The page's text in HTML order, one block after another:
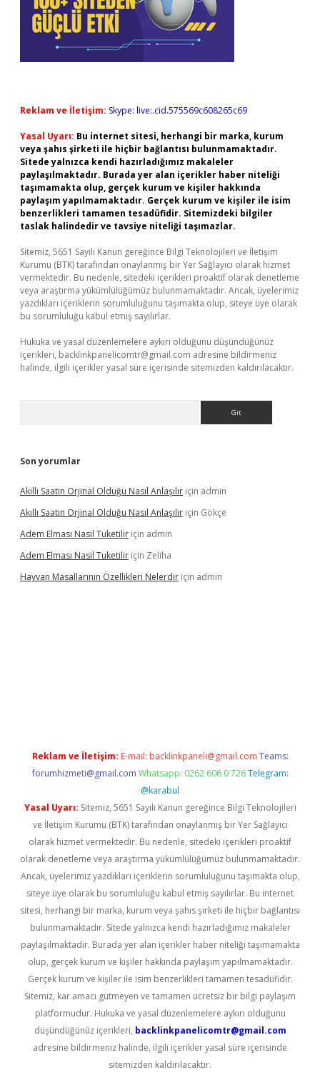
Reklam ve İletişim: Skype: live:.cid.575569c608265c69
Yasal Uyarı: Bu internet sitesi, herhangi bir marka, kurum
veya şahıs şirketi ile hiçbir bağlantısı bulunmamaktadır.
Sitede yalnızca kendi hazırladığımız makaleler
paylaşılmaktadır. Burada yer alan içerikler haber niteliği
taşımamakta olup, gerçek kurum ve kişiler hakkında
paylaşım yapılmamaktadır. Gerçek kurum ve kişiler ile isim
benzerlikleri tamamen tesadüfidir. Sitemizdeki bilgiler
taslak halindedir ve tavsiye niteliği taşımazlar.
Sitemiz, 5651 Sayılı Kanun gereğince Bilgi Teknolojileri ve İletişim
Kurumu (BTK) tarafından onaylanmış bir Yer Sağlayıcı olarak hizmet
vermektedir. Bu nedenle, sitedeki içerikleri proaktif olarak denetleme
veya araştırma yükümlülüğümüz bulunmamaktadır. Ancak, üyelerimiz
yazdıkları içeriklerin sorumluluğunu taşımakta olup, siteye üye olarak
bu sorumluluğu kabul etmiş sayılırlar.
Hukuka ve yasal düzenlemelere aykırı olduğunu düşündüğünüz
içerikleri, backlinkpanelicomtr@gmail.com adresine bildirmeniz
halinde, ilgili içerikler yasal süre içerisinde sitemizden kaldırılacaktır.
Son yorumlar
Akıllı Saatin Orjinal Olduğu Nasıl Anlaşılır için admin
Akıllı Saatin Orjinal Olduğu Nasıl Anlaşılır için Gökçe
Adem Elması Nasil Tuketilir için admin
Adem Elması Nasil Tuketilir için Zeliha
Hayvan Masallarının Özellikleri Nelerdir için admin
Reklam ve İletişim: E-mail: backlinkpaneli@gmail.com Teams:
forumhizmeti@gmail.com Whatsapp: 0262 606 0 726 Telegram:
@karabul
Yasal Uyarı: Sitemiz, 5651 Sayılı Kanun gereğince Bilgi Teknolojileri
ve İletişim Kurumu (BTK) tarafından onaylanmış bir Yer Sağlayıcı
olarak hizmet vermektedir. Bu nedenle, sitedeki içerikleri proaktif
olarak denetleme veya araştırma yükümlülüğümüz bulunmamaktadır.
Ancak, üyelerimiz yazdıkları içeriklerin sorumluluğunu taşımakta olup,
siteye üye olarak bu sorumluluğu kabul etmiş sayılırlar. Bu internet
sitesi, herhangi bir marka, kurum veya şahıs şirketi ile hiçbir bağlantısı
bulunmamaktadır. Sitede yalnızca kendi hazırladığımız makaleler
paylaşılmaktadır. Burada yer alan içerikler haber niteliği taşımamakta
olup, gerçek kurum ve kişiler hakkında paylaşım yapılmamaktadır.
Gerçek kurum ve kişiler ile isim benzerlikleri tamamen tesadüfidir.
Sitemiz, kar amacı gütmeyen ve tamamen ücretsiz bir bilgi paylaşım
platformudur. Hukuka ve yasal düzenlemelere aykırı olduğunu
düşündüğünüz içerikleri, backlinkpanelicomtr@gmail.com
adresine bildirmeniz halinde, ilgili içerikler yasal süre içerisinde
sitemizden kaldırılacaktır.